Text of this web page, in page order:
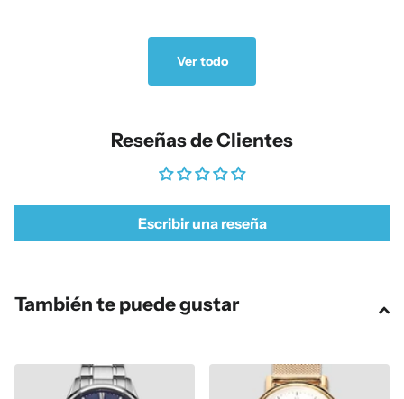
Ver todo
Reseñas de Clientes
Escribir una reseña
También te puede gustar